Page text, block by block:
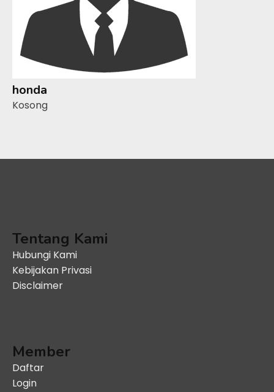
honda
Kosong
Tentang Kami
Hubungi Kami
Kebijakan Privasi
Disclaimer
Member
Daftar
Login